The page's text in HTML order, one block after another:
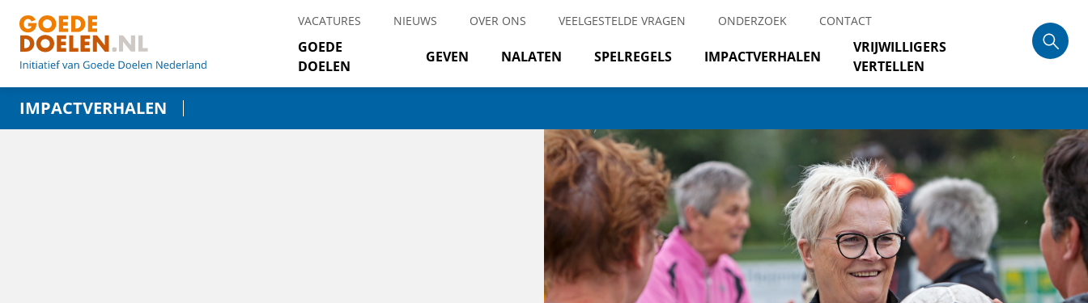
VACATURES NIEUWS OVER ONS VEELGESTELDE VRAGEN ONDERZOEK CONTACT
GOEDE
DOELEN
GEVEN NALATEN SPELREGELS IMPACTVERHALEN
VRIJWILLIGERS
VERTELLEN
IMPACTVERHALEN